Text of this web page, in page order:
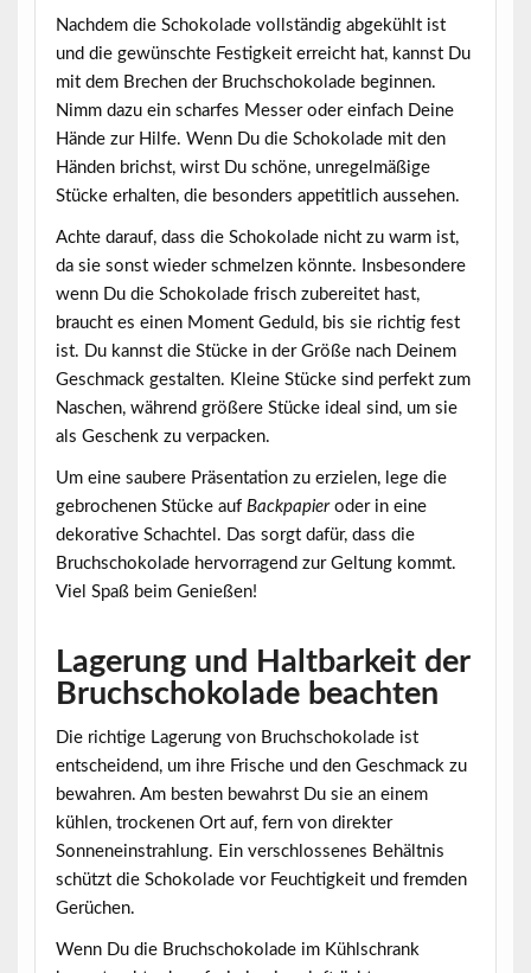
Nachdem die Schokolade vollständig abgekühlt ist
und die gewünschte Festigkeit erreicht hat, kannst Du
mit dem Brechen der Bruchschokolade beginnen.
Nimm dazu ein scharfes Messer oder einfach Deine
Hände zur Hilfe. Wenn Du die Schokolade mit den
Händen brichst, wirst Du schöne, unregelmäßige
Stücke erhalten, die besonders appetitlich aussehen.
Achte darauf, dass die Schokolade nicht zu warm ist,
da sie sonst wieder schmelzen könnte. Insbesondere
wenn Du die Schokolade frisch zubereitet hast,
braucht es einen Moment Geduld, bis sie richtig fest
ist. Du kannst die Stücke in der Größe nach Deinem
Geschmack gestalten. Kleine Stücke sind perfekt zum
Naschen, während größere Stücke ideal sind, um sie
als Geschenk zu verpacken.
Um eine saubere Präsentation zu erzielen, lege die
gebrochenen Stücke auf Backpapieroder in eine
dekorative Schachtel. Das sorgt dafür, dass die
Bruchschokolade hervorragend zur Geltung kommt.
Viel Spaß beim Genießen!
Lagerung und Haltbarkeit der
Bruchschokolade beachten
Die richtige Lagerungvon Bruchschokolade ist
entscheidend, um ihre Frische und den Geschmack zu
bewahren. Am besten bewahrst Du sie an einem
kühlen, trockenen Ort auf, fern von direkter
Sonneneinstrahlung. Ein verschlossenes Behältnis
schützt die Schokolade vor Feuchtigkeit und fremden
Gerüchen.
Wenn Du die Bruchschokolade im Kühlschrank